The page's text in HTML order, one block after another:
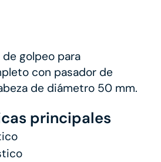
golpeo para
con pasador de
de diámetro 50 mm.
principales